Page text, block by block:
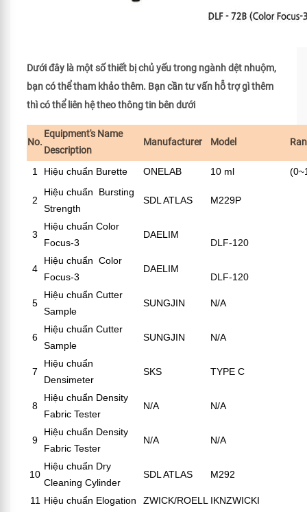
Dưới đây là một số thiết bị chủ yếu trong ngành dệt nhuộm,
bạn có thể tham khảo thêm. Bạn cần tư vấn hỗ trợ gì thêm
thì có thể liên hệ theo thông tin bên dưới
No.
Equipment's Name
Description
Manufacturer Model
1 Hiệu chuẩn Burette ONELAB 10 ml
2
Hiệu chuẩn Bursting
Strength
SDL ATLAS M229P
3
Hiệu chuẩn Color
Focus-3
DAELIM
DLF-120
4
Hiệu chuẩn Color
Focus-3
DAELIM
DLF-120
5
Hiệu chuẩn Cutter
Sample
SUNGJIN N/A
6
Hiệu chuẩn Cutter
Sample
SUNGJIN N/A
7
Hiệu chuẩn
Densimeter
SKS TYPE C
8
Hiệu chuẩn Density
Fabric Tester
N/A N/A
9
Hiệu chuẩn Density
Fabric Tester
N/A N/A
10
Hiệu chuẩn Dry
Cleaning Cylinder
SDL ATLAS M292
11 Hiệu chuẩn Elogation ZWICK/ROELL IKNZWICKI